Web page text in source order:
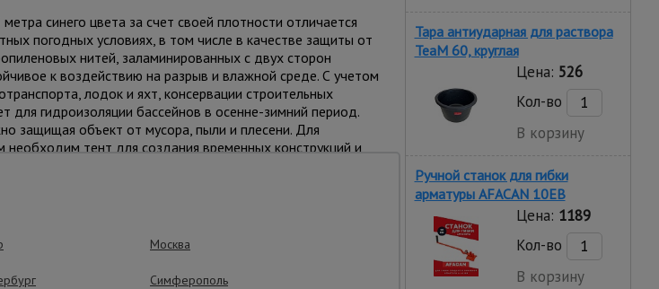
синего цвета за счет своей плотности отличается
погодных условиях, в том числе в качестве защиты от
нитей, заламинированных с двух сторон
к воздействию на разрыв и влажной среде. С учетом
лодок и яхт, консервации строительных
гидроизоляции бассейнов в осенне-зимний период.
защищая объект от мусора, пыли и плесени. Для
тент для создания временных конструкций и
герметичности и легкости крепления
зон отдыха, беседок, складов и ангаров. Важно:
водонепроницаем, герметичен, легко монтируется
работа
Тара антиударная для раствора
TeaM 60, круглая
Цена: 526
Кол-во
В корзину
Ручной станок для гибки
арматуры AFACAN 10EB
Цена: 1189
Кол-во
В корзину
Москва
Симферополь